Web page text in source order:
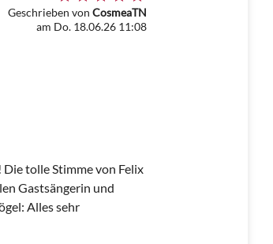
Geschrieben von CosmeaTN
am Do. 18.06.26 11:08
tolle Stimme von Felix
Gastsängerin und
Alles sehr